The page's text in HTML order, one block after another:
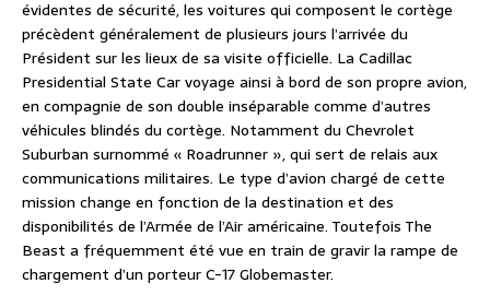
évidentes de sécurité, les voitures qui composent le cortège
précèdent généralement de plusieurs jours l’arrivée du
Président sur les lieux de sa visite officielle. La Cadillac
Presidential State Car voyage ainsi à bord de son propre avion,
en compagnie de son double inséparable comme d’autres
véhicules blindés du cortège. Notamment du Chevrolet
Suburban surnommé « Roadrunner », qui sert de relais aux
communications militaires. Le type d’avion chargé de cette
mission change en fonction de la destination et des
disponibilités de l’Armée de l’Air américaine. Toutefois The
Beast a fréquemment été vue en train de gravir la rampe de
chargement d’un porteur C-17 Globemaster.